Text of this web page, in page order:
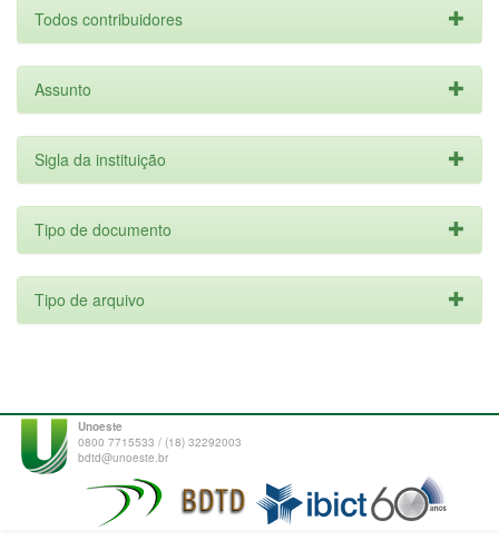
Todos contribuidores
Assunto
Sigla da instituição
Tipo de documento
Tipo de arquivo
Unoeste
0800 7715533 / (18) 32292003
bdtd@unoeste.br